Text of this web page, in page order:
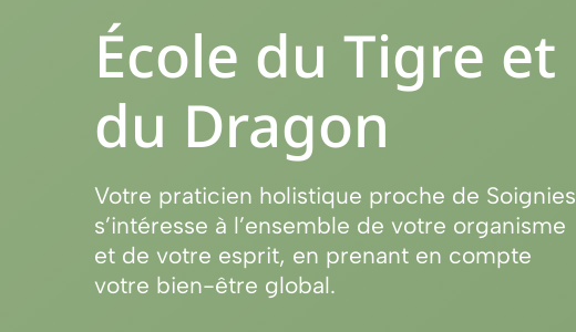
École du Tigre et
du Dragon
Votre praticien holistique proche de Soignies
s’intéresse à l’ensemble de votre organisme
et de votre esprit, en prenant en compte
votre bien-être global.